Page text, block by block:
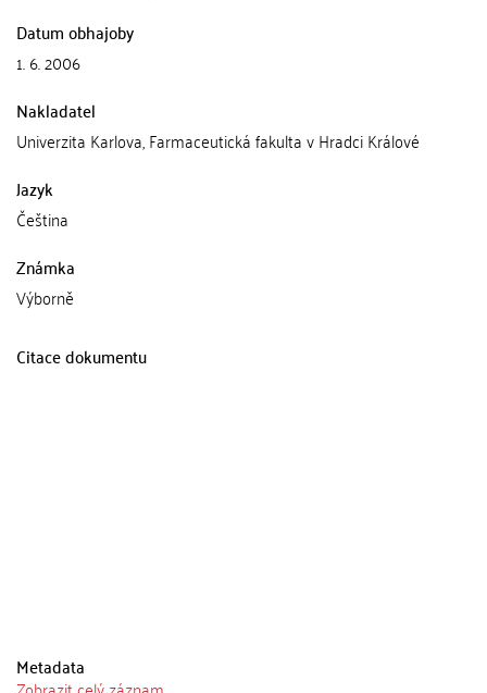
Datum obhajoby
1. 6. 2006
Nakladatel
Univerzita Karlova, Farmaceutická fakulta v Hradci Králové
Jazyk
Čeština
Známka
Výborně
Citace dokumentu
Metadata